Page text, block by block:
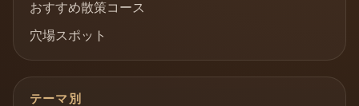
おすすめ散策コース
穴場スポット
テーマ別